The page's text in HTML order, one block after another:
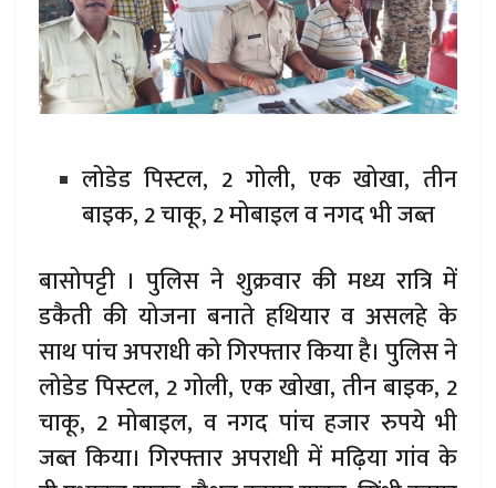
लोडेड पिस्टल, 2 गोली, एक खोखा, तीन
बाइक, 2 चाकू, 2 मोबाइल व नगद भी जब्त
बासोपट्टी । पुलिस ने शुक्रवार की मध्य रात्रि में
डकैती की योजना बनाते हथियार व असलहे के
साथ पांच अपराधी को गिरफ्तार किया है। पुलिस ने
लोडेड पिस्टल, 2 गोली, एक खोखा, तीन बाइक, 2
चाकू, 2 मोबाइल, व नगद पांच हजार रुपये भी
जब्त किया। गिरफ्तार अपराधी में मढ़िया गांव के